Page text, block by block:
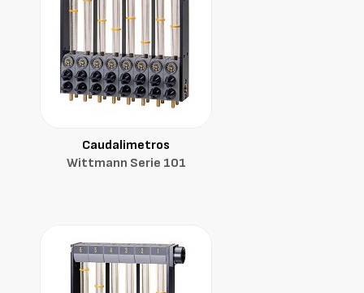
Caudalimetros
Wittmann Serie 101